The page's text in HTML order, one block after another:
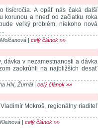
tisícročia. A opäť nás čaká ďalší
korunou a hneď od začiatku roka
veľký problém, niekoho nová
| celý článok »»
dávka v nezamestnanosti a dávka
zaokrúhli na najbližších desať
HN, Žurnál | celý článok »»
Mokroš, regionálny riaditeľ
| celý článok »»